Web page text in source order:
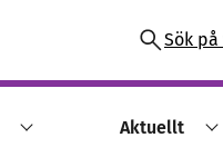
Sök
Aktuellt